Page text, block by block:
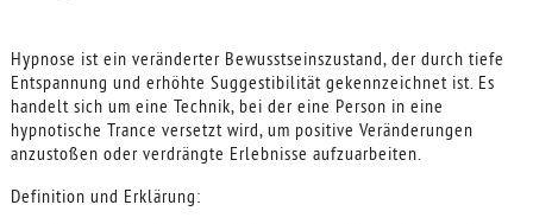
Hypnose ist ein veränderter Bewusstseinszustand, der durch tiefe
Entspannung und erhöhte Suggestibilität gekennzeichnet ist. Es
handelt sich um eine Technik, bei der eine Person in eine
hypnotische Trance versetzt wird, um positive Veränderungen
anzustoßen oder verdrängte Erlebnisse aufzuarbeiten.
Definition und Erklärung: